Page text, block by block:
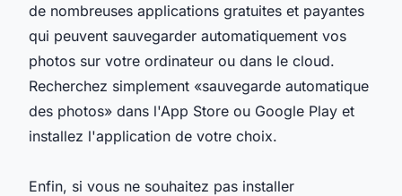
de nombreuses applications gratuites et payantes
qui peuvent sauvegarder automatiquement vos
photos sur votre ordinateur ou dans le cloud.
Recherchez simplement «sauvegarde automatique
des photos» dans l'App Store ou Google Play et
installez l'application de votre choix.
Enfin, si vous ne souhaitez pas installer